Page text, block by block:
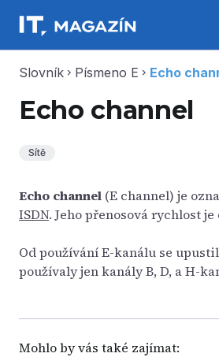
Slovník chevron_right Písmeno E chevron_right Echo
Echo channel
Sítě
Echo channel (E channel) je
ISDN. Jeho přenosová rychlost je
Od používání E-kanálu se
používaly jen kanály B, D, a H-
Mohlo by vás také zajímat: